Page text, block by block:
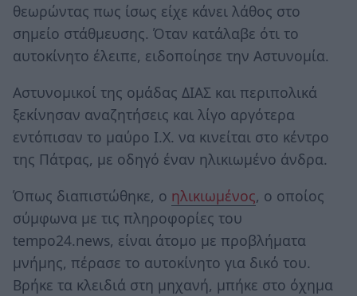
θεωρώντας πως ίσως είχε κάνει λάθος στο
σημείο στάθμευσης. Όταν κατάλαβε ότι το
αυτοκίνητο έλειπε, ειδοποίησε την Αστυνομία.
Αστυνομικοί της ομάδας ΔΙΑΣ και περιπολικά
ξεκίνησαν αναζητήσεις και λίγο αργότερα
εντόπισαν το μαύρο Ι.Χ. να κινείται στο κέντρο
της Πάτρας, με οδηγό έναν ηλικιωμένο άνδρα.
Όπως διαπιστώθηκε, ο ηλικιωμένος, ο οποίος
σύμφωνα με τις πληροφορίες του
tempo24.news, είναι άτομο με προβλήματα
μνήμης, πέρασε το αυτοκίνητο για δικό του.
Βρήκε τα κλειδιά στη μηχανή, μπήκε στο όχημα